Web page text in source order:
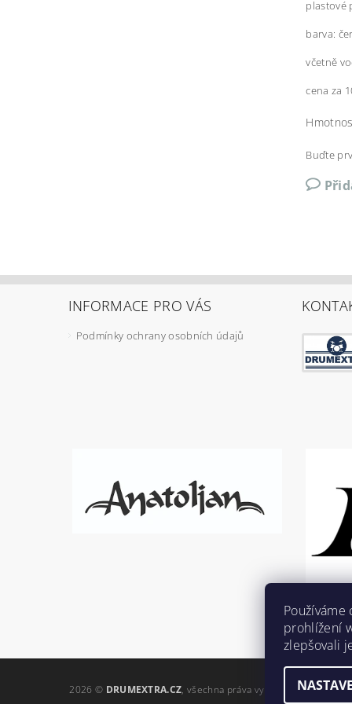
plastové
barva:
včetně
cena za
Buďte
INFORMACE PRO VÁS
Podmínky ochrany osobních údajů
2026 © DRUMEXTRA.CZ, všechna práva vyhrazena
prohlížení
zlepšovali